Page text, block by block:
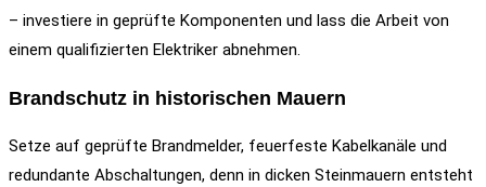
– investiere in geprüfte Komponenten und lass die Arbeit von
einem qualifizierten Elektriker abnehmen.
Brandschutz in historischen Mauern
Setze auf geprüfte Brandmelder, feuerfeste Kabelkanäle und
redundante Abschaltungen, denn in dicken Steinmauern entsteht